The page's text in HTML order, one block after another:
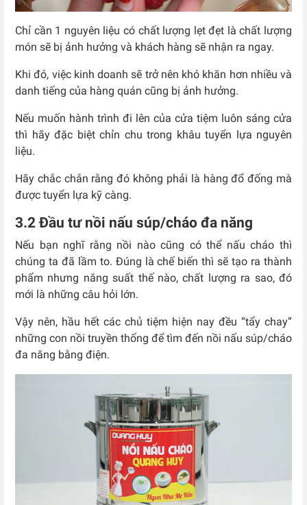
Chỉ cần 1 nguyên liệu có chất lượng lẹt đẹt là chất lượng
món sẽ bị ảnh hưởng và khách hàng sẽ nhận ra ngay.
Khi đó, việc kinh doanh sẽ trở nên khó khăn hơn nhiều và
danh tiếng của hàng quán cũng bị ảnh hưởng.
Nếu muốn hành trình đi lên của cửa tiệm luôn sáng cửa
thì hãy đặc biệt chỉn chu trong khâu tuyển lựa nguyên
liệu.
Hãy chắc chắn rằng đó không phải là hàng đổ đống mà
được tuyển lựa kỹ càng.
3.2 Đầu tư nồi nấu súp/cháo đa năng
Nếu bạn nghĩ rằng nồi nào cũng có thể nấu cháo thì
chúng ta đã lầm to. Đúng là chế biến thì sẽ tạo ra thành
phẩm nhưng năng suất thế nào, chất lượng ra sao, đó
mới là những câu hỏi lớn.
Vậy nên, hầu hết các chủ tiệm hiện nay đều “tẩy chay”
những con nồi truyền thống để tìm đến nồi nấu súp/cháo
đa năng bằng điện.